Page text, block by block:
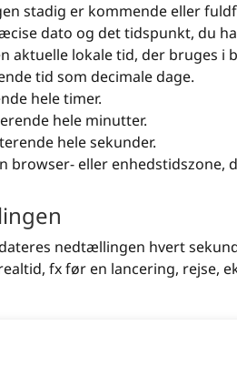
stadig er kommende eller
dato og det tidspunkt, du
aktuelle lokale tid, der bruges i
tid som decimale dage.
hele timer.
hele minutter.
hele sekunder.
browser- eller
nedtællingen hvert
fx før en lancering, rejse,